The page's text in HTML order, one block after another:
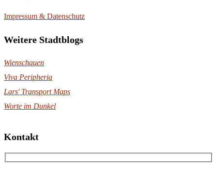
Impressum & Datenschutz
Weitere Stadtblogs
Wienschauen
Viva Peripheria
Lars' Transport Maps
Worte im Dunkel
Kontakt